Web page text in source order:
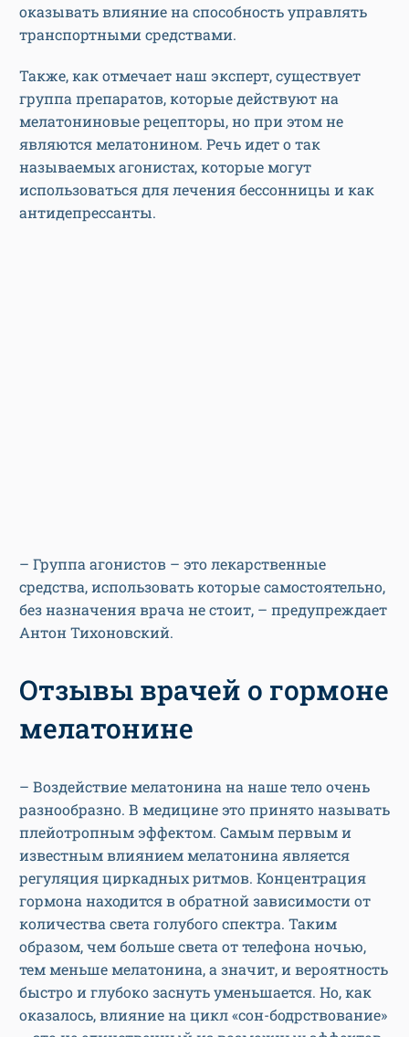
оказывать влияние на способность управлять
транспортными средствами.
Также, как отмечает наш эксперт, существует
группа препаратов, которые действуют на
мелатониновые рецепторы, но при этом не
являются мелатонином. Речь идет о так
называемых агонистах, которые могут
использоваться для лечения бессонницы и как
антидепрессанты.
– Группа агонистов – это лекарственные
средства, использовать которые самостоятельно,
без назначения врача не стоит, – предупреждает
Антон Тихоновский.
Отзывы врачей о гормоне
мелатонине
– Воздействие мелатонина на наше тело очень
разнообразно. В медицине это принято называть
плейотропным эффектом. Самым первым и
известным влиянием мелатонина является
регуляция циркадных ритмов. Концентрация
гормона находится в обратной зависимости от
количества света голубого спектра. Таким
образом, чем больше света от телефона ночью,
тем меньше мелатонина, а значит, и вероятность
быстро и глубоко заснуть уменьшается. Но, как
оказалось, влияние на цикл «сон-бодрствование»